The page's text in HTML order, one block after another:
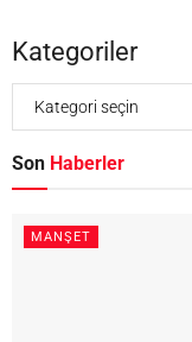
Kategoriler
Son Haberler
MANŞET